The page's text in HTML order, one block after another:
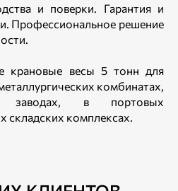
и поверки. Гарантия и
Профессиональное решение
крановые весы 5 тонн для
комбинатах,
заводах, в портовых
складских комплексах.